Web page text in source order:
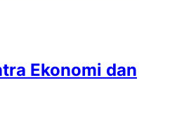
Ekonomi dan